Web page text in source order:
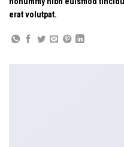
erat volutpat.